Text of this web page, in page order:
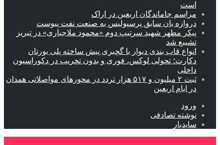
است
مراسم جاماندگان اربعین در اراک
دروازه بان سابق پرسپولیس به صنعت نفت پیوست
پیکر مطهر شهید سرتیپ دوم «محمود ملاجباری» در تبریز
تشییع شد
انواع قاب بندی دیوار با گچبری پیش ساخته پلی یورتان
دکارت؛ تحولی لوکس، فوری و بدون تخریب در دکوراسیون
داخلی
ثبت ۲ میلیون و ۵۱۷ هزار تردد در محورهای مواصلاتی همدان
در ایام اربعین
ورود
نوشته تصادفی
سایدبار